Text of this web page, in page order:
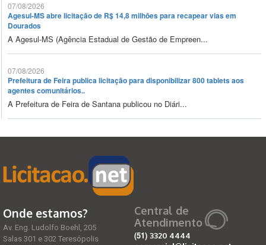
07/08/2026
Agesul-MS abre licitação de R$ 14,8 milhões para recapear vias em
Dourados
A Agesul-MS (Agência Estadual de Gestão de Empreen...
07/08/2026
Prefeitura de Feira publica licitação para disponibilizar 800 tablets aos
agentes comunitários..
A Prefeitura de Feira de Santana publicou no Diári...
Onde estamos?
Av. Eng. Ludolfo Boehl, 205
Salas 301 e 302 Teresópolis
Central de
Atendimento
(51) 3320 4444